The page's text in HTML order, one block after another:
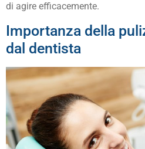
di agire efficacemente.
Importanza della
dal dentista